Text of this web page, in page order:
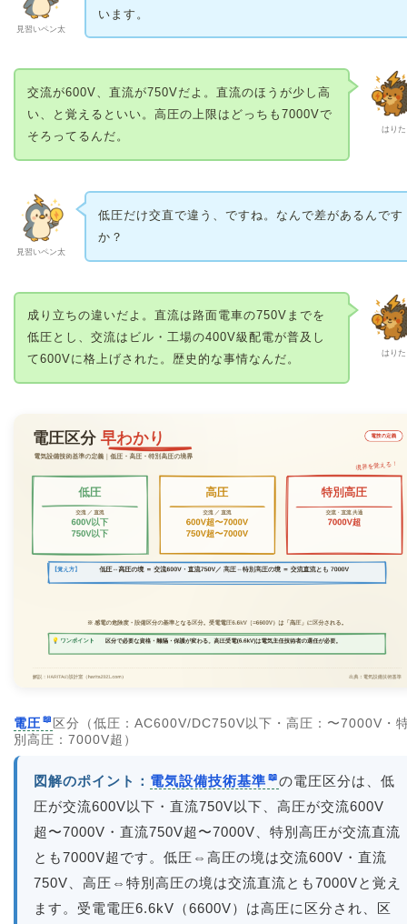
見習いペン太
います。
はりた
交流が600V、直流が750Vだよ。直流のほうが少し高
い、と覚えるといい。高圧の上限はどっちも7000Vで
そろってるんだ。
見習いペン太
低圧だけ交直で違う、ですね。なんで差があるんです
か？
はりた
成り立ちの違いだよ。直流は路面電車の750Vまでを
低圧とし、交流はビル・工場の400V級配電が普及し
て600Vに格上げされた。歴史的な事情なんだ。
電圧
区分（低圧：AC600V/DC750V以下・高圧：〜7000V・
別高圧：7000V超）
図解のポイント： 電気設備技術基準
の電圧区分は、低
圧が交流600V以下・直流750V以下、高圧が交流600V
超〜7000V・直流750V超〜7000V、特別高圧が交流直流
とも7000V超です。低圧⇔高圧の境は交流600V・直流
750V、高圧⇔特別高圧の境は交流直流とも7000Vと覚え
ます。受電電圧6.6kV（6600V）は高圧に区分され、区